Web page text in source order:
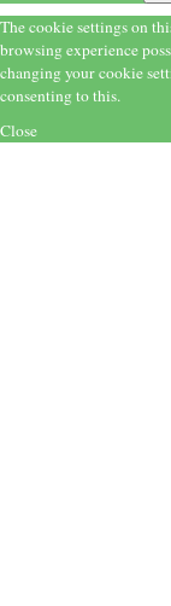
The cookie settings on
browsing experience
changing your cookie
consenting to this.
Close